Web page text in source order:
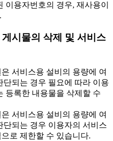
용자번호의 경우, 재사용이
시물의 삭제 및 서비스
서비스용 설비의 용량에 여
단되는 경우 필요에 따라 이용
등록한 내용물을 삭제할 수
서비스용 설비의 용량에 여
단되는 경우 이용자의 서비스
로 제한할 수 있습니다.